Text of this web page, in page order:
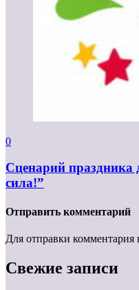
0
Сценарий праздника
сила!”
Отправить комментарий
Для отправки комментария
Свежие записи